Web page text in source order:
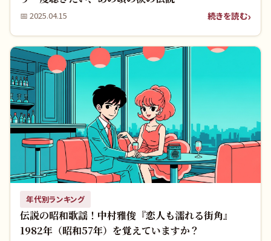
📅 2025.04.15 続きを読む
年代別ランキング
伝説の昭和歌謡！中村雅俊『恋人も濡れる街角』
1982年（昭和57年）を覚えていますか？